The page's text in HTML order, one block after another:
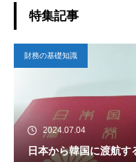
特集記事
財務の基礎知識
2024.07.04
日本から韓国に渡航